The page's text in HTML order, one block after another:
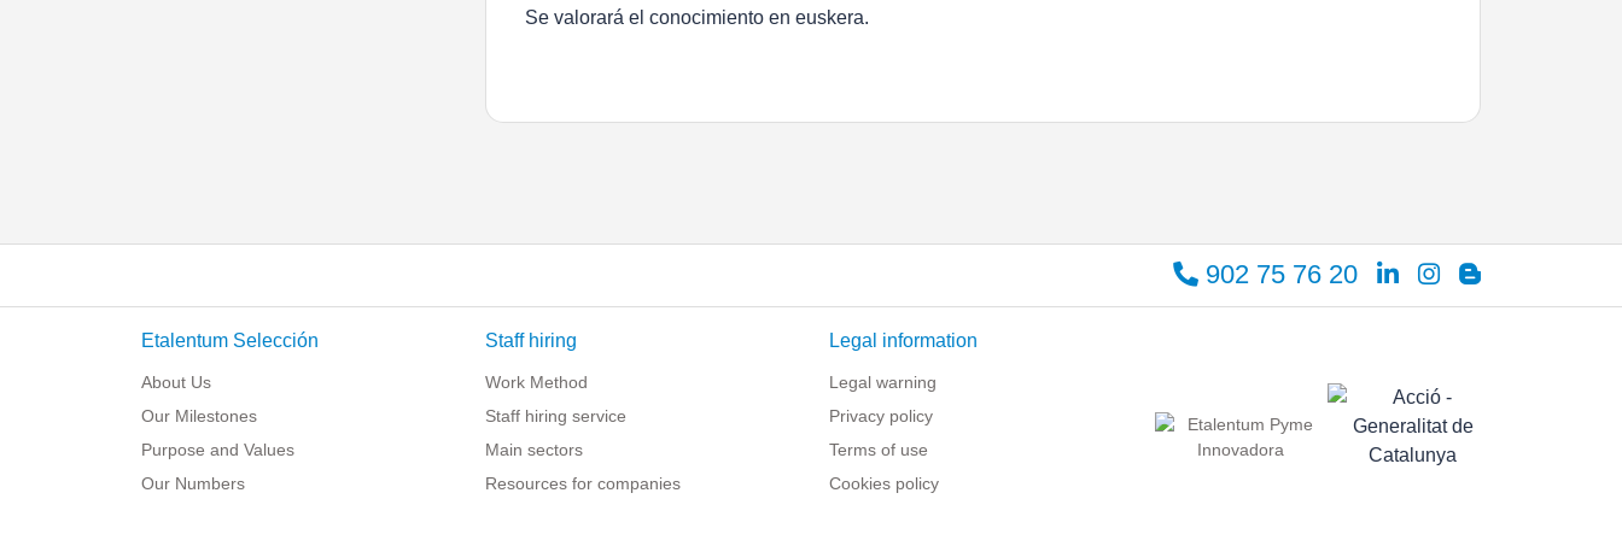
Se valorará el conocimiento en euskera.
902 75 76 20
Etalentum Selección
About Us
Our Milestones
Purpose and Values
Our Numbers
Staff hiring
Work Method
Staff hiring service
Main sectors
Resources for companies
Legal information
Legal warning
Privacy policy
Terms of use
Cookies policy